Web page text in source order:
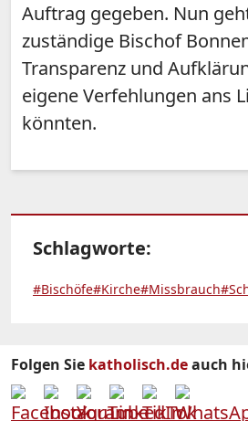
Auftrag gegeben. Nun
zuständige Bischof
Transparenz und
eigene Verfehlungen ans
könnten.
Schlagworte:
#Bischöfe#Kirche#Missbrauch
Folgen Sie katholisch.deauch